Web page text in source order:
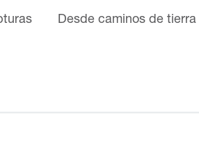
Desde caminos de